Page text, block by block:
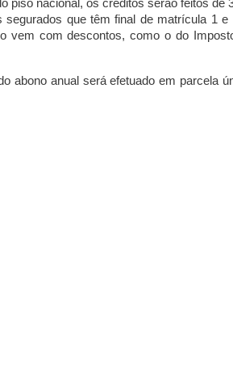
piso nacional, os créditos serão feitos de
segurados que têm final de matrícula 1 e
vem com descontos, como o do
abono anual será efetuado em parcela